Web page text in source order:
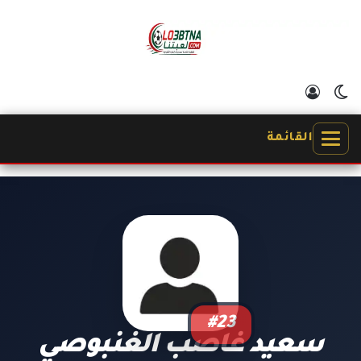
الوضع المظلم
القائمة
#23
سعيد غاصب الغنبوصي